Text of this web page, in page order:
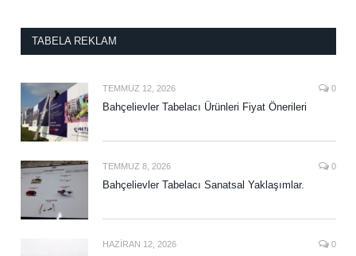
TABELA REKLAM
TEMMUZ 12, 2026 0
Bahçelievler Tabelacı Ürünleri Fiyat Önerileri
TEMMUZ 8, 2026 0
Bahçelievler Tabelacı Sanatsal Yaklaşımlar.
HAZIRAN 12, 2026 0